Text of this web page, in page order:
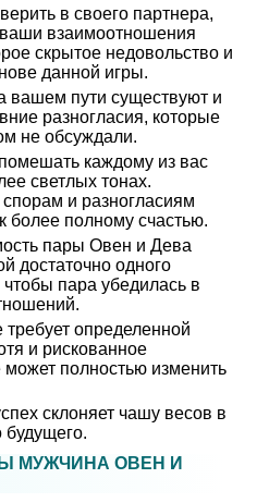
в своего партнера,
взаимоотношения
скрытое недовольство и
данной игры.
вашем пути существуют и
разногласия, которые
не обсуждали.
каждому из вас
светлых тонах.
и разногласиям
более полному счастью.
пары Овен и Дева
достаточно одного
пара убедилась в
определенной
и рискованное
полностью изменить
склоняет чашу весов в
будущего.
МУЖЧИНА ОВЕН И